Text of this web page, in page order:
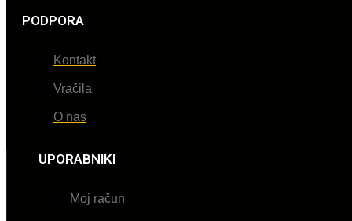
PODPORA
Kontakt
Vračila
O nas
UPORABNIKI
Moj račun